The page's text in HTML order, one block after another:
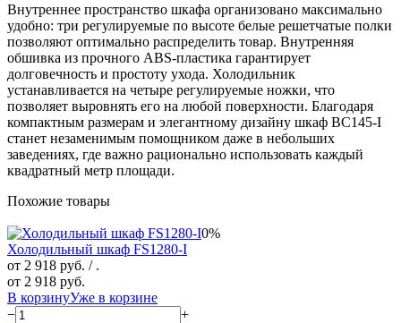
Внутреннее пространство шкафа организовано максимально
удобно: три регулируемые по высоте белые решетчатые полки
позволяют оптимально распределить товар. Внутренняя
обшивка из прочного ABS-пластика гарантирует
долговечность и простоту ухода. Холодильник
устанавливается на четыре регулируемые ножки, что
позволяет выровнять его на любой поверхности. Благодаря
компактным размерам и элегантному дизайну шкаф BC145-I
станет незаменимым помощником даже в небольших
заведениях, где важно рационально использовать каждый
квадратный метр площади.
Похожие товары
0%
Холодильный шкаф FS1280-I
от 2 918 руб. / .
от 2 918 руб.
В корзинуУже в корзине
−
+